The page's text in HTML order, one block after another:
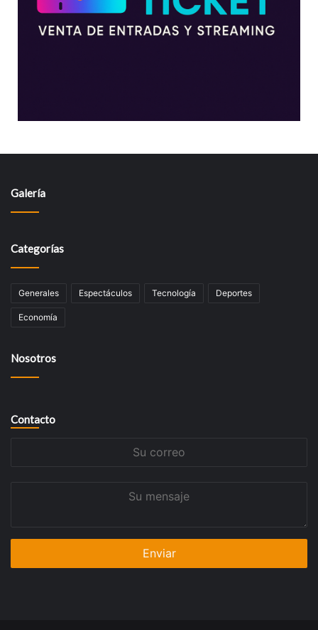
Galería
Categorías
Generales Espectáculos Tecnologí­a Deportes
Economía
Nosotros
Contacto